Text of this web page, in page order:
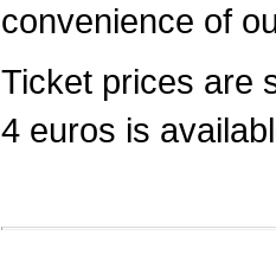
convenience of
Ticket prices are
4 euros is